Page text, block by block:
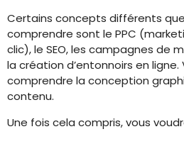
Certains concepts différents
comprendre sont le PPC
clic), le SEO, les campagnes de
la création d’entonnoirs en ligne.
comprendre la conception
contenu.
Une fois cela compris, vous